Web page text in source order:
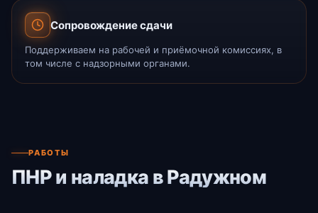
Сопровождение сдачи
Поддерживаем на рабочей и приёмочной комиссиях, в
том числе с надзорными органами.
РАБОТЫ
ПНР и наладка в Радужном